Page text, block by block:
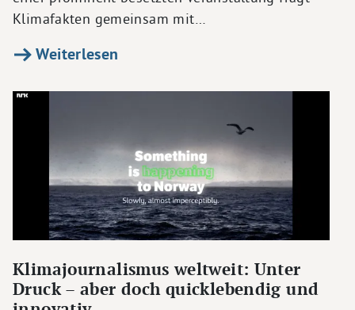
Klimafakten gemeinsam mit…
Weiterlesen
Klimajournalismus weltweit: Unter
Druck – aber doch quicklebendig und